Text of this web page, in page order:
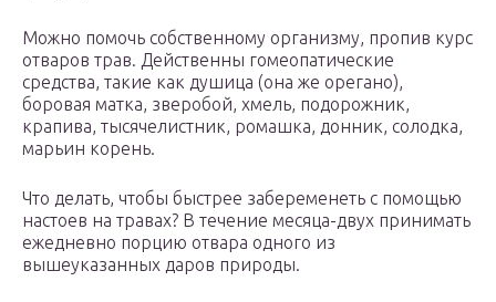
Можно помочь собственному организму, пропив курс
отваров трав. Действенны гомеопатические
средства, такие как душица (она же орегано),
боровая матка, зверобой, хмель, подорожник,
крапива, тысячелистник, ромашка, донник, солодка,
марьин корень.
Что делать, чтобы быстрее забеременеть с помощью
настоев на травах? В течение месяца-двух принимать
ежедневно порцию отвара одного из
вышеуказанных даров природы.